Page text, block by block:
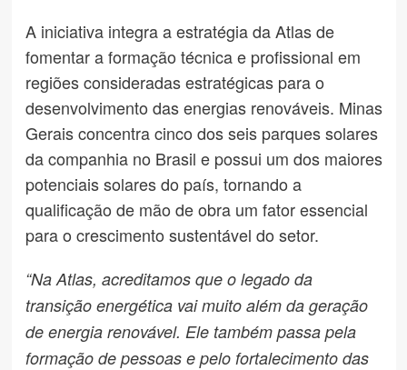
A iniciativa integra a estratégia da Atlas de
fomentar a formação técnica e profissional em
regiões consideradas estratégicas para o
desenvolvimento das energias renováveis. Minas
Gerais concentra cinco dos seis parques solares
da companhia no Brasil e possui um dos maiores
potenciais solares do país, tornando a
qualificação de mão de obra um fator essencial
para o crescimento sustentável do setor.
“Na Atlas, acreditamos que o legado da
transição energética vai muito além da geração
de energia renovável. Ele também passa pela
formação de pessoas e pelo fortalecimento das